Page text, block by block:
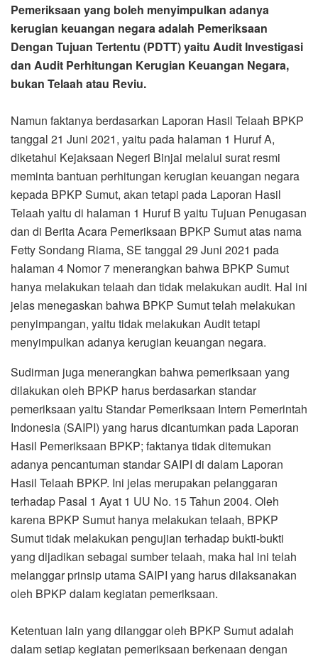
Pemeriksaan yang boleh menyimpulkan adanya
kerugian keuangan negara adalah Pemeriksaan
Dengan Tujuan Tertentu (PDTT) yaitu Audit Investigasi
dan Audit Perhitungan Kerugian Keuangan Negara,
bukan Telaah atau Reviu.
Namun faktanya berdasarkan Laporan Hasil Telaah BPKP
tanggal 21 Juni 2021, yaitu pada halaman 1 Huruf A,
diketahui Kejaksaan Negeri Binjai melalui surat resmi
meminta bantuan perhitungan kerugian keuangan negara
kepada BPKP Sumut, akan tetapi pada Laporan Hasil
Telaah yaitu di halaman 1 Huruf B yaitu Tujuan Penugasan
dan di Berita Acara Pemeriksaan BPKP Sumut atas nama
Fetty Sondang Riama, SE tanggal 29 Juni 2021 pada
halaman 4 Nomor 7 menerangkan bahwa BPKP Sumut
hanya melakukan telaah dan tidak melakukan audit. Hal ini
jelas menegaskan bahwa BPKP Sumut telah melakukan
penyimpangan, yaitu tidak melakukan Audit tetapi
menyimpulkan adanya kerugian keuangan negara.
Sudirman juga menerangkan bahwa pemeriksaan yang
dilakukan oleh BPKP harus berdasarkan standar
pemeriksaan yaitu Standar Pemeriksaan Intern Pemerintah
Indonesia (SAIPI) yang harus dicantumkan pada Laporan
Hasil Pemeriksaan BPKP; faktanya tidak ditemukan
adanya pencantuman standar SAIPI di dalam Laporan
Hasil Telaah BPKP. Ini jelas merupakan pelanggaran
terhadap Pasal 1 Ayat 1 UU No. 15 Tahun 2004. Oleh
karena BPKP Sumut hanya melakukan telaah, BPKP
Sumut tidak melakukan pengujian terhadap bukti-bukti
yang dijadikan sebagai sumber telaah, maka hal ini telah
melanggar prinsip utama SAIPI yang harus dilaksanakan
oleh BPKP dalam kegiatan pemeriksaan.
Ketentuan lain yang dilanggar oleh BPKP Sumut adalah
dalam setiap kegiatan pemeriksaan berkenaan dengan